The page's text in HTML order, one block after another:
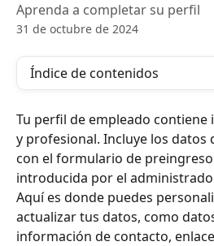
Aprenda a completar su perfil
31 de octubre de 2024
Índice de contenidos
Tu perfil de empleado
y profesional. Incluye los
con el formulario de
introducida por el
Aquí es donde puedes
actualizar tus datos, como
información de contacto,